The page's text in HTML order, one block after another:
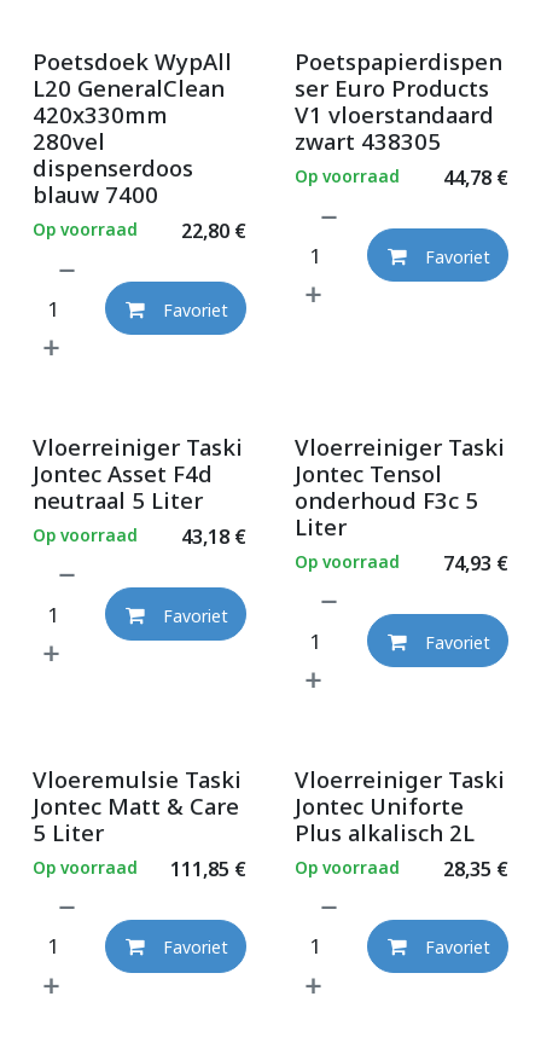
Poetsdoek WypAll
L20 GeneralClean
420x330mm
280vel
dispenserdoos
blauw 7400
22,80€
Op voorraad
Favoriet
Poetspapierdispen
ser Euro Products
V1 vloerstandaard
zwart 438305
44,78€
Op voorraad
Favoriet
Vloerreiniger Taski
Jontec Asset F4d
neutraal 5 Liter
43,18€
Op voorraad
Favoriet
Vloerreiniger Taski
Jontec Tensol
onderhoud F3c 5
Liter
74,93 €
Op voorraad
Favoriet
Vloeremulsie Taski
Jontec Matt & Care
5 Liter
111,85 €
Op voorraad
Favoriet
Vloerreiniger Taski
Jontec Uniforte
Plus alkalisch 2L
28,35 €
Op voorraad
Favoriet